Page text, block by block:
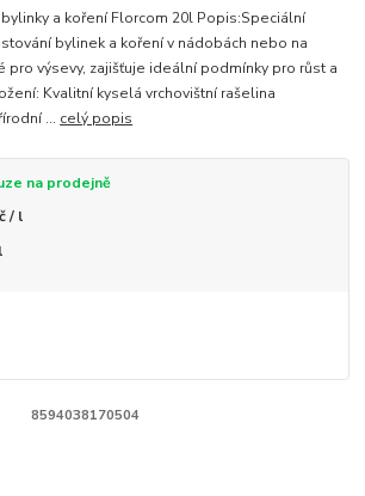
a koření Florcom 20l Popis:Speciální
bylinek a koření v nádobách nebo na
pro výsevy, zajišťuje ideální podmínky pro růst a
Kvalitní kyselá vrchovištní rašelina
... celý popis
na prodejně
/ l
8594038170504